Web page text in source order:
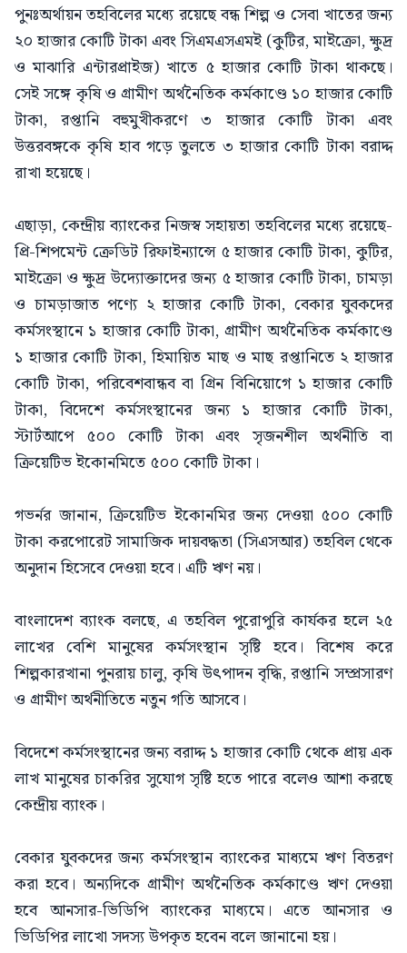
পুনঃঅর্থায়ন তহবিলের মধ্যে রয়েছে বন্ধ শিল্প ও সেবা খাতের জন্য
২০ হাজার কোটি টাকা এবং সিএমএসএমই (কুটির, মাইক্রো, ক্ষুদ্র
ও মাঝারি এন্টারপ্রাইজ) খাতে ৫ হাজার কোটি টাকা থাকছে।
সেই সঙ্গে কৃষি ও গ্রামীণ অর্থনৈতিক কর্মকাণ্ডে ১০ হাজার কোটি
টাকা, রপ্তানি বহুমুখীকরণে ৩ হাজার কোটি টাকা এবং
উত্তরবঙ্গকে কৃষি হাব গড়ে তুলতে ৩ হাজার কোটি টাকা বরাদ্দ
রাখা হয়েছে।
এছাড়া, কেন্দ্রীয় ব্যাংকের নিজস্ব সহায়তা তহবিলের মধ্যে রয়েছে-
প্রি-শিপমেন্ট ক্রেডিট রিফাইন্যান্সে ৫ হাজার কোটি টাকা, কুটির,
মাইক্রো ও ক্ষুদ্র উদ্যোক্তাদের জন্য ৫ হাজার কোটি টাকা, চামড়া
ও চামড়াজাত পণ্যে ২ হাজার কোটি টাকা, বেকার যুবকদের
কর্মসংস্থানে ১ হাজার কোটি টাকা, গ্রামীণ অর্থনৈতিক কর্মকাণ্ডে
১ হাজার কোটি টাকা, হিমায়িত মাছ ও মাছ রপ্তানিতে ২ হাজার
কোটি টাকা, পরিবেশবান্ধব বা গ্রিন বিনিয়োগে ১ হাজার কোটি
টাকা, বিদেশে কর্মসংস্থানের জন্য ১ হাজার কোটি টাকা,
স্টার্টআপে ৫০০ কোটি টাকা এবং সৃজনশীল অর্থনীতি বা
ক্রিয়েটিভ ইকোনমিতে ৫০০ কোটি টাকা।
গভর্নর জানান, ক্রিয়েটিভ ইকোনমির জন্য দেওয়া ৫০০ কোটি
টাকা করপোরেট সামাজিক দায়বদ্ধতা (সিএসআর) তহবিল থেকে
অনুদান হিসেবে দেওয়া হবে। এটি ঋণ নয়।
বাংলাদেশ ব্যাংক বলছে, এ তহবিল পুরোপুরি কার্যকর হলে ২৫
লাখের বেশি মানুষের কর্মসংস্থান সৃষ্টি হবে। বিশেষ করে
শিল্পকারখানা পুনরায় চালু, কৃষি উৎপাদন বৃদ্ধি, রপ্তানি সম্প্রসারণ
ও গ্রামীণ অর্থনীতিতে নতুন গতি আসবে।
বিদেশে কর্মসংস্থানের জন্য বরাদ্দ ১ হাজার কোটি থেকে প্রায় এক
লাখ মানুষের চাকরির সুযোগ সৃষ্টি হতে পারে বলেও আশা করছে
কেন্দ্রীয় ব্যাংক।
বেকার যুবকদের জন্য কর্মসংস্থান ব্যাংকের মাধ্যমে ঋণ বিতরণ
করা হবে। অন্যদিকে গ্রামীণ অর্থনৈতিক কর্মকাণ্ডে ঋণ দেওয়া
হবে আনসার-ভিডিপি ব্যাংকের মাধ্যমে। এতে আনসার ও
ভিডিপির লাখো সদস্য উপকৃত হবেন বলে জানানো হয়।